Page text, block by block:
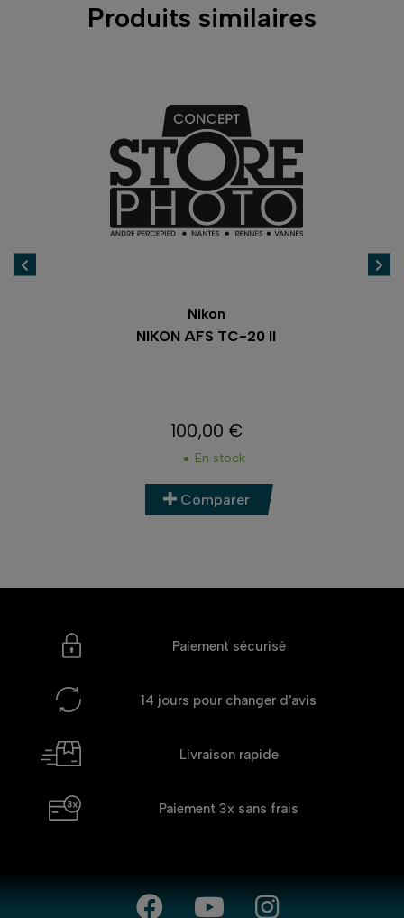
Produits similaires
Nikon
NIKON AFS TC-20 II
Prix
100,00 €
En stock
Comparer
Paiement sécurisé
14 jours pour changer d'avis
Livraison rapide
Paiement 3x sans frais